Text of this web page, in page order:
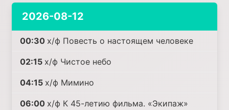
2026-08-12
00:30 х/ф Повесть о настоящем человеке
02:15 х/ф Чистое небо
04:15 х/ф Мимино
06:00 х/ф К 45-летию фильма. «Экипаж»